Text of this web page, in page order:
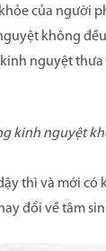
của người
không
nguyệt
kinh nguyệt
thì và mới
đổi về tâm